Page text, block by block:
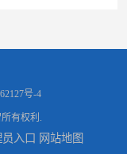
号-4
有权利.
入口 网站地图